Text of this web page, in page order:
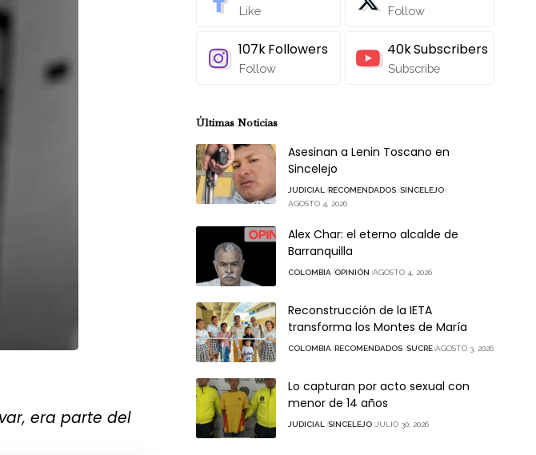
era parte del
Like Follow
107kFollowers
Follow
40kSubscribers
Subscribe
Últimas Noticias
Asesinan a Lenin Toscano en
Sincelejo
JUDICIAL RECOMENDADOS SINCELEJO
AGOSTO 4, 2026
Alex Char: el eterno alcalde de
Barranquilla
COLOMBIA OPINIÓN AGOSTO 4, 2026
Reconstrucción de la IETA
transforma los Montes de María
COLOMBIA RECOMENDADOS SUCRE AGOSTO 3, 2026
Lo capturan por acto sexual con
menor de 14 años
JUDICIAL SINCELEJO JULIO 30, 2026